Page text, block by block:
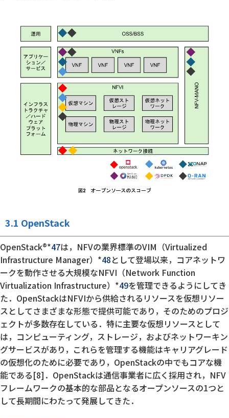
3.1 OpenStack
OpenStack®*47は，NFVの業界標準のVIM（Virtualized
Infrastructure Manager）*48として登場以来，コアネットワ
ークを動作させる大規模なNFVI（Network Function
Virtualization Infrastructure）*49を管理できるようにしてき
た．OpenStackはNFVIから供給されるリソースを仮想リソー
スとしてさまざまな形態で提供可能であり，そのためのプロジ
ェクトが多数存在している．特に主要な仮想リソースとして
は，コンピューティング，ストレージ，およびネットワーキン
グサービスがあり，これらを管理する機能はキャリアグレード
の仮想化のために必要であり，OpenStackの中でもコアな機
能である[8]．OpenStackは通信事業者に広く採用され，NFV
フレームワークの基本的な部品となるオープンソースの1つと
して長期間にわたって発展してきた．